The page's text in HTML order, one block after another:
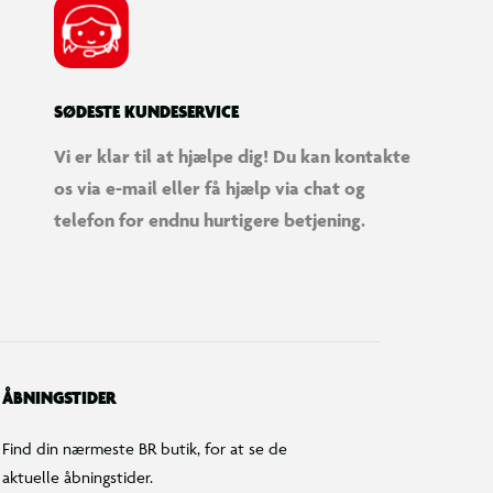
SØDESTE KUNDESERVICE
Vi er klar til at hjælpe dig! Du kan kontakte
os via e-mail eller få hjælp via chat og
telefon for endnu hurtigere betjening.
ÅBNINGSTIDER
Find din nærmeste BR butik, for at se de
aktuelle åbningstider.